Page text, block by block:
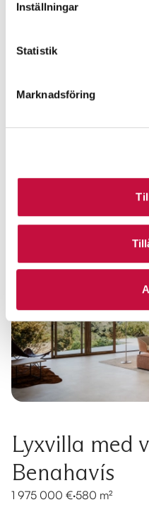
Inställningar
Statistik
Marknadsföring
Lyxvilla med
Benahavís
1 975 000 €·580 m²